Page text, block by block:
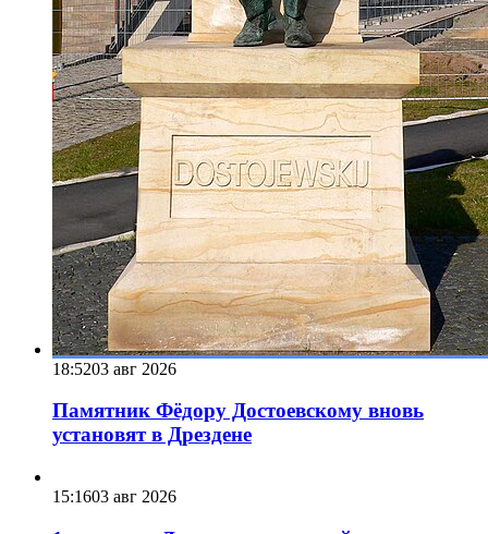
18:5203 авг 2026
Памятник Фёдору Достоевскому вновь
установят в Дрездене
15:1603 авг 2026